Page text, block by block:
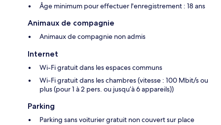
Âge minimum pour effectuer l'enregistrement : 18 ans
Animaux de compagnie
Animaux de compagnie non admis
Internet
Wi-Fi gratuit dans les espaces communs
Wi-Fi gratuit dans les chambres (vitesse : 100 Mbit/s ou
plus (pour 1 à 2 pers. ou jusqu’à 6 appareils))
Parking
Parking sans voiturier gratuit non couvert sur place